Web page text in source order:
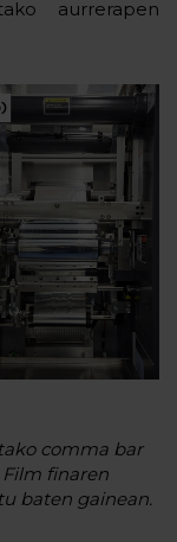
aurrerapen
comma bar
finaren
baten gainean.